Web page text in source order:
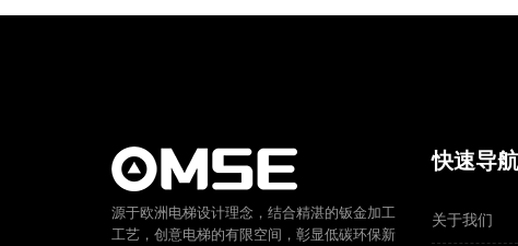
源于欧洲电梯设计理念，结合精湛的钣金加工
工艺，创意电梯的有限空间，彰显低碳环保新
快速导航
关于我们